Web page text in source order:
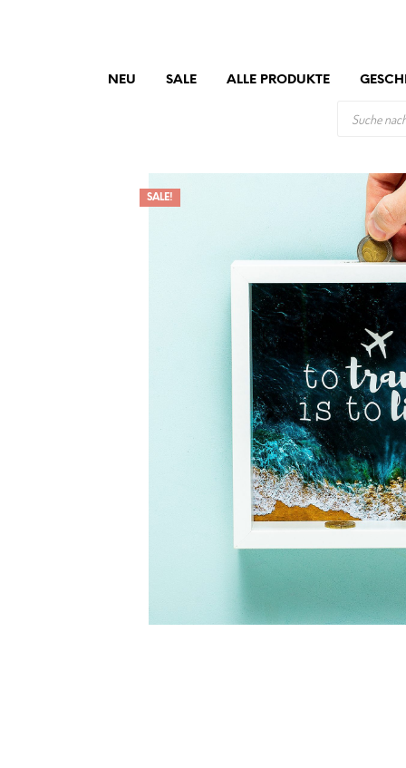
NEU SALE ALLE PRODUKTE
SALE!